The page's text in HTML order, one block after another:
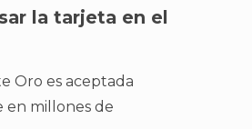
la tarjeta en el
Oro es aceptada
millones de